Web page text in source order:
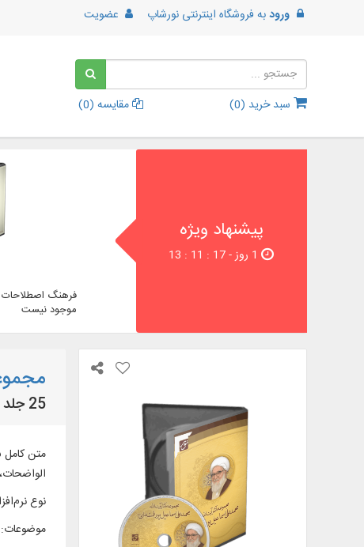
ورودبه فروشگاه اینترنتی نورشاپ عضویت
سبد خرید (0
) مقایسه (0
)
پیشنهاد ویژه
فرهنگ اصطلاحات
موجود نیست
25 جلد کتاب در موضوعات فقه استدلالی، فقه فتوایی، اصول فقه و حج
نوع
موضوعات: